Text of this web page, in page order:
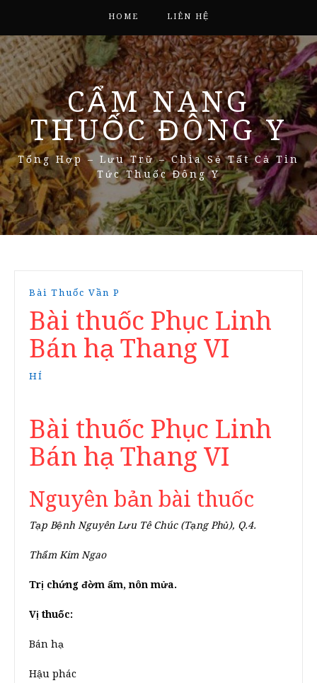
HOME LIÊN HỆ
CẨM NANG
THUỐC ĐÔNG Y
Tổng Hợp – Lưu Trữ – Chia Sẻ Tất Cả Tin
Tức Thuốc Đông Y
Bài Thuốc Vần P
Bài thuốc Phục Linh
Bán hạ Thang VI
HÍ
Bài thuốc Phục Linh
Bán hạ Thang VI
Nguyên bản bài thuốc
Tạp Bệnh Nguyên Lưu Tê Chúc (Tạng Phủ), Q.4.
Thẩm Kim Ngao
Trị chứng đờm ẩm, nôn mửa.
Vị thuốc:
Bán hạ
Hậu phác